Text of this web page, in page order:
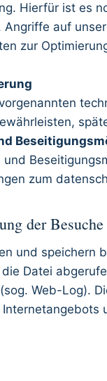
Hierfür ist es
Angriffe auf
zur
und
zum
der
und speichern
Datei
Web-Log).